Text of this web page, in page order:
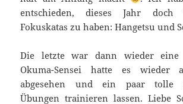
entschieden, dieses Jahr
Fokuskatas zu haben: Hangetsu und
Die letzte war dann wieder eine
Okuma-Sensei hatte es wieder
abgesehen und ein paar tolle
Übungen trainieren lassen. Liebe